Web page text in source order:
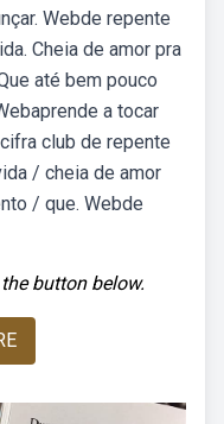
Webde repente
Cheia de amor pra
até bem pouco
a tocar
club de repente
/ cheia de amor
/ que. Webde
button below.